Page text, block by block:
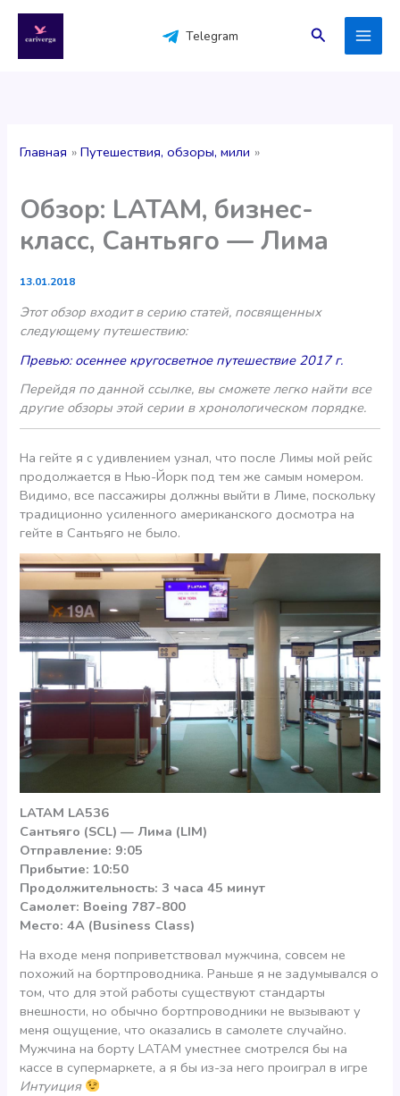
содержимому
Telegram Поиск
Главная Путешествия, обзоры, мили
Обзор: LATAM, бизнес-
класс, Сантьяго — Лима
13.01.2018
Этот обзор входит в серию статей, посвященных
следующему путешествию:
Превью: осеннее кругосветное путешествие 2017 г.
Перейдя по данной ссылке, вы сможете легко найти все
другие обзоры этой серии в хронологическом порядке.
На гейте я с удивлением узнал, что после Лимы мой рейс
продолжается в Нью-Йорк под тем же самым номером.
Видимо, все пассажиры должны выйти в Лиме, поскольку
традиционно усиленного американского досмотра на
гейте в Сантьяго не было.
LATAM LA536
Сантьяго (SCL) — Лима (LIM)
Отправление: 9:05
Прибытие: 10:50
Продолжительность: 3 часа 45 минут
Самолет: Boeing 787-800
Место: 4A (Business Class)
На входе меня поприветствовал мужчина, совсем не
похожий на бортпроводника. Раньше я не задумывался о
том, что для этой работы существуют стандарты
внешности, но обычно бортпроводники не вызывают у
меня ощущение, что оказались в самолете случайно.
Мужчина на борту LATAM уместнее смотрелся бы на
кассе в супермаркете, а я бы из-за него проиграл в игре
Интуиция